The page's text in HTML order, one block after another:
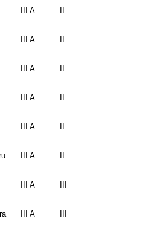
III A
III A
III A
III A
III A
III A
III A
III A